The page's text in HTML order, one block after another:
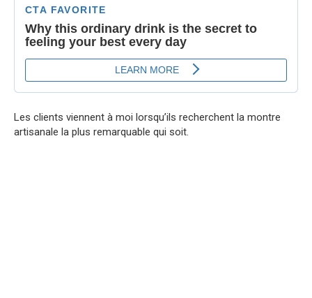
Les clients viennent à moi lorsqu’ils recherchent la montre
artisanale la plus remarquable qui soit.